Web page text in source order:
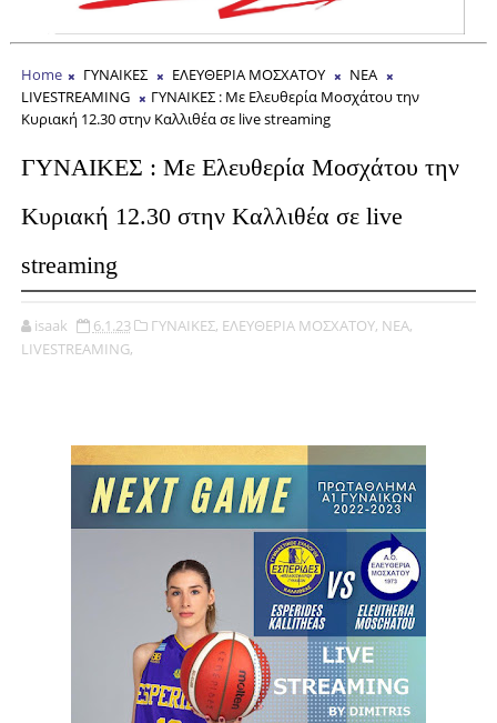
Home ΓΥΝΑΙΚΕΣ ΕΛΕΥΘΕΡΙΑ ΜΟΣΧΑΤΟΥ
ΝΕΑ
LIVESTREAMING
ΓΥΝΑΙΚΕΣ : Με Ελευθερία Μοσχάτου την
Κυριακή 12.30 στην Kαλλιθέα σε live streaming
ΓΥΝΑΙΚΕΣ : Με Ελευθερία Μοσχάτου την
Κυριακή 12.30 στην Kαλλιθέα σε live
streaming
isaak 6.1.23 ΓΥΝΑΙΚΕΣ, ΕΛΕΥΘΕΡΙΑ ΜΟΣΧΑΤΟΥ, ΝΕΑ,
LIVESTREAMING,